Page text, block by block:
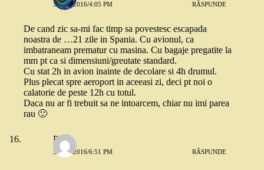
3 MAI 2016/4:05 PM RĂSPUNDE
De cand zic sa-mi fac timp sa povestesc escapada
noastra de …21 zile in Spania. Cu avionul, ca
imbatraneam prematur cu masina. Cu bagaje pregatite la
mm pt ca si dimensiuni/greutate standard.
Cu stat 2h in avion inainte de decolare si 4h drumul.
Plus plecat spre aeroport in aceeasi zi, deci pt noi o
calatorie de peste 12h cu totul.
Daca nu ar fi trebuit sa ne intoarcem, chiar nu imi parea
rau 🙂
Paula
3 MAI 2016/6:51 PM RĂSPUNDE